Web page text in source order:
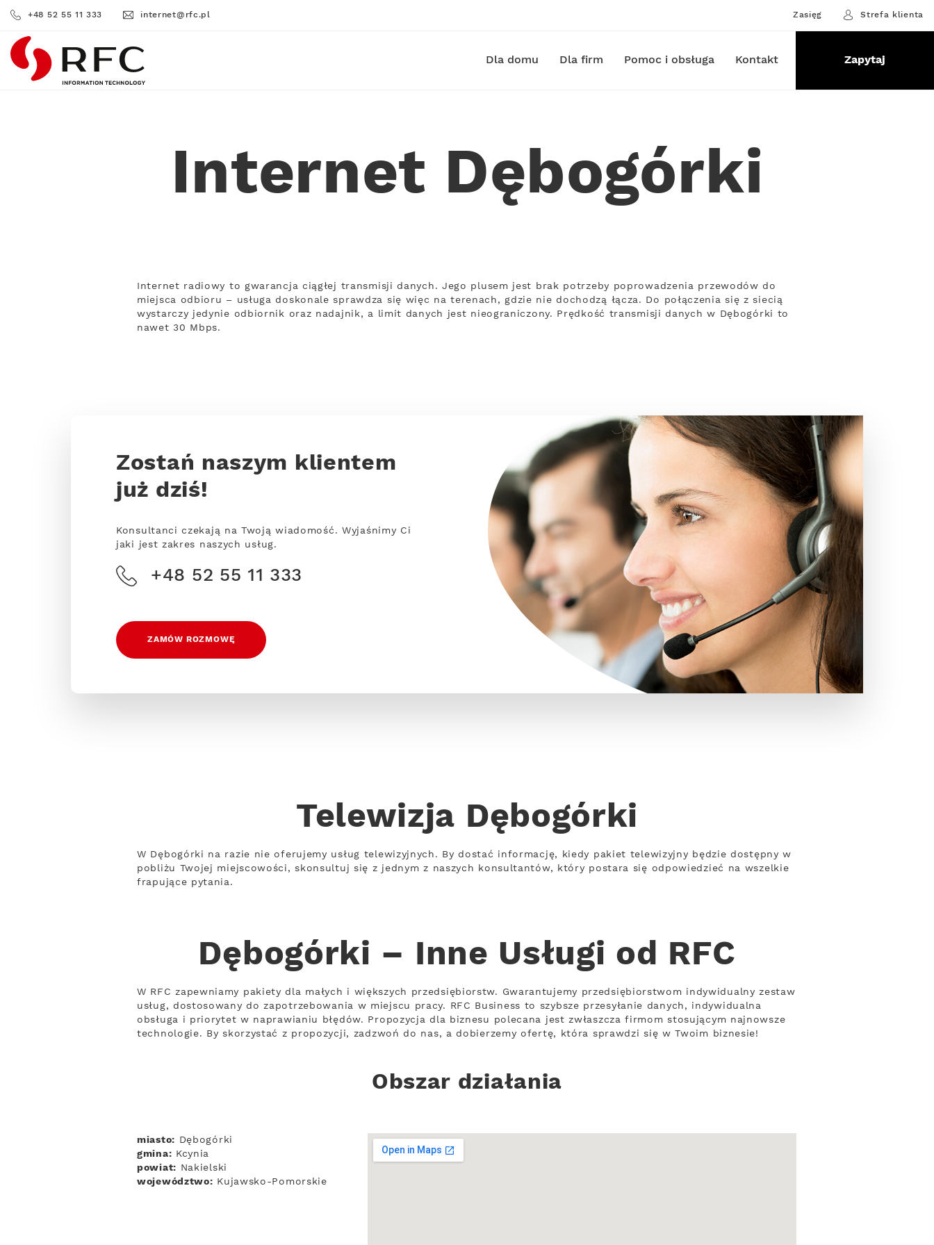
+48 52 55 11 333 internet@rfc.pl Zasięg Strefa klienta
RFC Dla domu Dla firm Pomoc i obsługa Kontakt Zapytaj
Internet Dębogórki
Internet radiowy to gwarancja ciągłej transmisji danych. Jego plusem jest brak potrzeby poprowadzenia przewodów do
miejsca odbioru – usługa doskonale sprawdza się więc na terenach, gdzie nie dochodzą łącza. Do połączenia się z siecią
wystarczy jedynie odbiornik oraz nadajnik, a limit danych jest nieograniczony. Prędkość transmisji danych w Dębogórki to
nawet 30 Mbps.
Zostań naszym klientem
już dziś!
Konsultanci czekają na Twoją wiadomość. Wyjaśnimy Ci
jaki jest zakres naszych usług.
+48 52 55 11 333
ZAMÓW ROZMOWĘ
Telewizja Dębogórki
W Dębogórki na razie nie oferujemy usług telewizyjnych. By dostać informację, kiedy pakiet telewizyjny będzie dostępny w
pobliżu Twojej miejscowości, skonsultuj się z jednym z naszych konsultantów, który postara się odpowiedzieć na wszelkie
frapujące pytania.
Dębogórki – Inne Usługi od RFC
W RFC zapewniamy pakiety dla małych i większych przedsiębiorstw. Gwarantujemy przedsiębiorstwom indywidualny zestaw
usług, dostosowany do zapotrzebowania w miejscu pracy. RFC Business to szybsze przesyłanie danych, indywidualna
obsługa i priorytet w naprawianiu błędów. Propozycja dla biznesu polecana jest zwłaszcza firmom stosującym najnowsze
technologie. By skorzystać z propozycji, zadzwoń do nas, a dobierzemy ofertę, która sprawdzi się w Twoim biznesie!
Obszar działania
miasto: Dębogórki
gmina: Kcynia
powiat: Nakielski
województwo: Kujawsko-Pomorskie